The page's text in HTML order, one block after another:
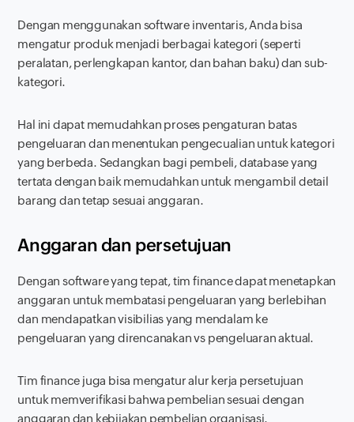
Dengan menggunakan software inventaris,Anda bisa
mengatur produk menjadi berbagai kategori (seperti
peralatan, perlengkapan kantor, dan bahan baku) dan sub-
kategori.
Hal ini dapat memudahkan proses pengaturan batas
pengeluaran dan menentukan pengecualian untuk kategori
yang berbeda. Sedangkan bagi pembeli, database yang
tertata dengan baik memudahkan untuk mengambil detail
barang dan tetap sesuai anggaran.
Anggaran dan persetujuan
Dengansoftwareyang tepat, timfinancedapat menetapkan
anggaran untuk membatasi pengeluaran yang berlebihan
dan mendapatkan visibilias yang mendalam ke
pengeluaran yang direncanakan vs pengeluaran aktual.
Tim finance juga bisa mengatur alur kerja persetujuan
untuk memverifikasi bahwa pembelian sesuai dengan
anggaran dan kebijakan pembelian organisasi.